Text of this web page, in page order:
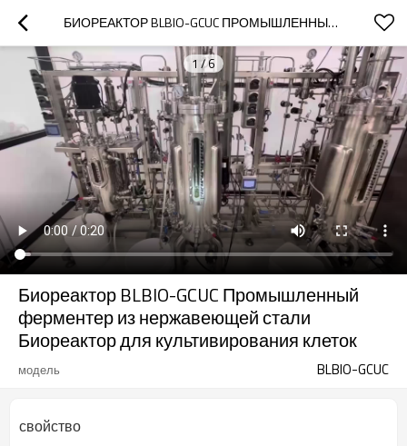
БИОРЕАКТОР BLBIO-GCUC ПРОМЫШЛЕННЫЙ ФЕРМЕНТЕР ИЗ НЕРЖАВЕЮЩЕЙ СТАЛИ БИОРЕАКТОР ДЛЯ КУЛЬТИВИРОВАНИЯ КЛЕТОК
1 /6
Биореактор BLBIO-GCUC Промышленный
ферментер из нержавеющей стали
Биореактор для культивирования клеток
модель BLBIO-GCUC
свойство